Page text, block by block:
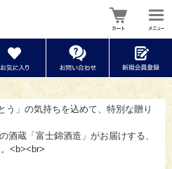
う」の気持ちを込めて、特別な贈り
酒蔵「富士錦酒造」がお届けする、
<b><br>